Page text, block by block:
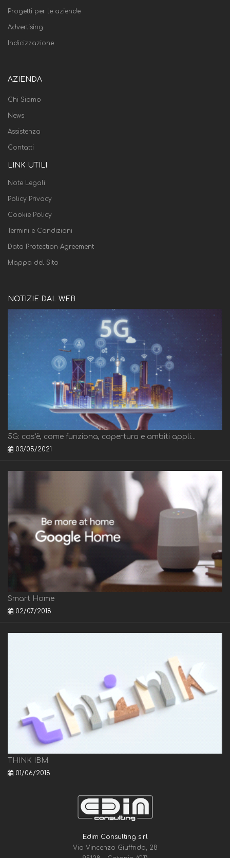
Progetti per le aziende
Advertising
Indicizzazione
AZIENDA
Chi Siamo
News
Assistenza
Contatti
LINK UTILI
Note Legali
Policy Privacy
Cookie Policy
Termini e Condizioni
Data Protection Agreement
Mappa del Sito
NOTIZIE DAL WEB
5G: cos'è, come funziona, copertura e ambiti appli...
03/05/2021
Smart Home
02/07/2018
THINK IBM
01/06/2018
Edim Consulting s.r.l
Via Vincenzo Giuffrida, 28